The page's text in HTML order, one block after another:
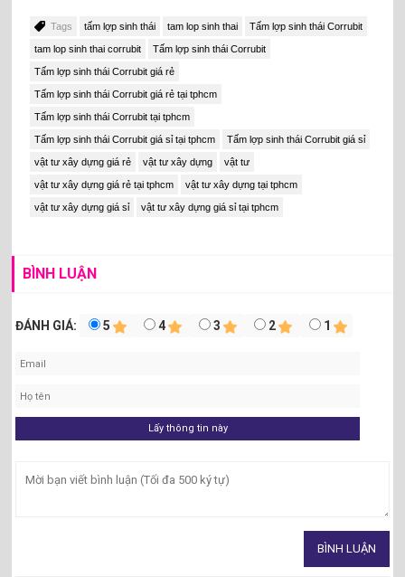
ƯU ĐIỂM CỦA TẤM LỢP SINH THÁI CORRUBIT
Không bị ăn mòn và không bị rỉ sét bởi hóa chất.
Cách nhiệt cực tốt không nóng khi trời nắng.
Chịu được bão mạnh 200km/h.
Thân thiện môi trường không có Amiăng
Trọng lượng nhẹ dễ vận chuyển và đảm bảo an toàn lao
Tags tấm lợp sinh thái tam lop sinh thai Tấm lợp sinh thái Corrubit
tam lop sinh thai corrubit Tấm lợp sinh thái Corrubit
Tấm lợp sinh thái Corrubit giá rẻ
Tấm lợp sinh thái Corrubit giá rẻ tại tphcm
Tấm lợp sinh thái Corrubit tại tphcm
Tấm lợp sinh thái Corrubit giá sỉ tại tphcm Tấm lợp sinh thái Corrubit giá sỉ
vật tư xây dựng giá rẻ vật tư xây dựng vật tư
vật tư xây dựng giá rẻ tại tphcm vật tư xây dựng tại tphcm
vật tư xây dựng giá sỉ vật tư xây dựng giá sỉ tại tphcm
BÌNH LUẬN
ĐÁNH GIÁ: 5 4 3 2 1